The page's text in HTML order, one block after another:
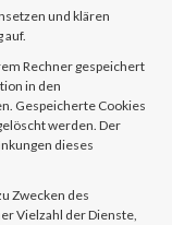
und klären
auf.
Rechner gespeichert
in den
Gespeicherte Cookies
werden. Der
dieses
Zwecken des
Vielzahl der Dienste,